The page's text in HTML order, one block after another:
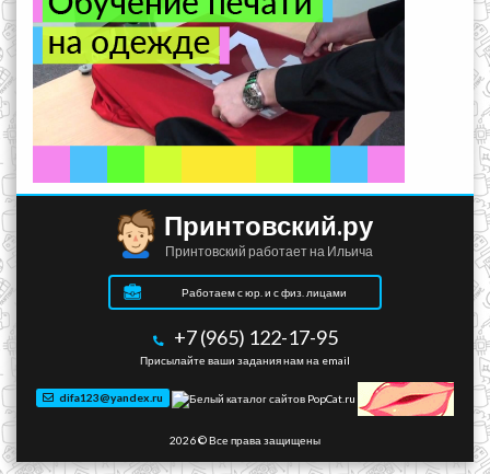
Принтовский.ру
Принтовский работает на Ильича
Работаем с юр. и с физ. лицами
+7 (965) 122-17-95
Присылайте ваши задания нам на email
difa123@yandex.ru
2026 © Все права защищены